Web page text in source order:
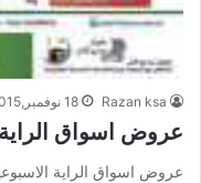
Razan ksa 18 نوفمبر,2015
عروض اسواق الراية